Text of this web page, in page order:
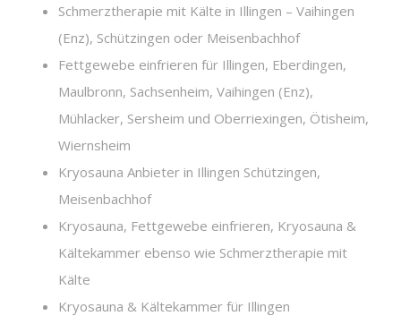
Schmerztherapie mit Kälte in Illingen – Vaihingen
(Enz), Schützingen oder Meisenbachhof
Fettgewebe einfrieren für Illingen, Eberdingen,
Maulbronn, Sachsenheim, Vaihingen (Enz),
Mühlacker, Sersheim und Oberriexingen, Ötisheim,
Wiernsheim
Kryosauna Anbieter in Illingen Schützingen,
Meisenbachhof
Kryosauna, Fettgewebe einfrieren, Kryosauna &
Kältekammer ebenso wie Schmerztherapie mit
Kälte
Kryosauna & Kältekammer für Illingen